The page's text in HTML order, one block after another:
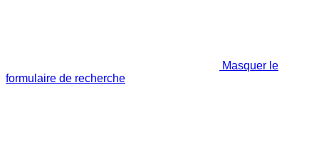
Masquer le
formulaire de recherche